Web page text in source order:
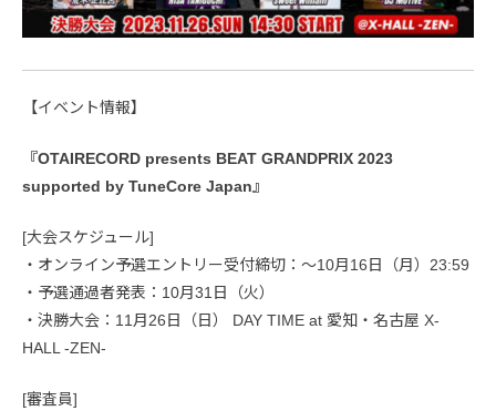
【イベント情報】
『OTAIRECORD presents BEAT GRANDPRIX 2023
supported by TuneCore Japan』
[大会スケジュール]
・オンライン予選エントリー受付締切：〜10月16日（月）23:59
・予選通過者発表：10月31日（火）
・決勝大会：11月26日（日） DAY TIME at 愛知・名古屋 X-
HALL -ZEN-
[審査員]